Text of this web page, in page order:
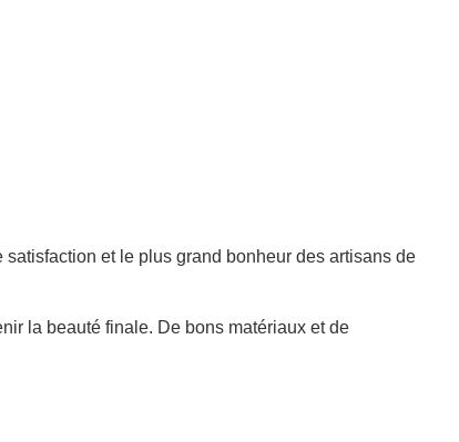
et le plus grand bonheur des artisans de
la beauté finale. De bons matériaux et de